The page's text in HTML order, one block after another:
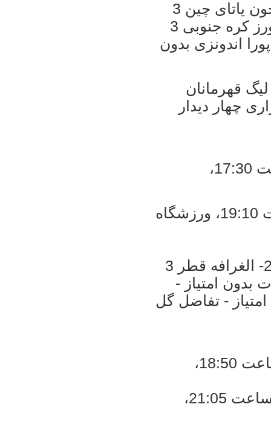
1- کاشیما آنتلرز ژاپن 6 امتیاز، 2- چانگچون یاتای چین 3
امتیاز - تفاضل گل 8+، 3- جئونبوک موتورز کره جنوبی 3
جایاپورا اندونزی بدون
قهرمانان
چهار دیدار
* استقلال ایران - الجزیره امارات، ساعت 17:30،
* الغرافه قطر - الاهلی عربستان، ساعت 19:10، ورزشگاه
1- استقلال ایران 3 امتیاز - تفاضل 1+، 2- الغرافه قطر 3
امارات بدون امتیاز -
بدون امتیاز - تفاضل گل
* الوحده امارات - بنیادکار ازبکستان، ساعت 18:50،
* الاتحاد عربستان - ذوب آهن اصفهان، ساعت 21:05،